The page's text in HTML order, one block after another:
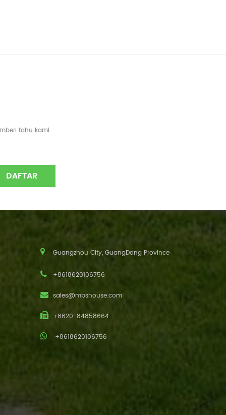
tahu kami
Guangzhou City, GuangDong Province
+8618620106756
sales@mbshouse.com
+8620-84858664
+8618620106756